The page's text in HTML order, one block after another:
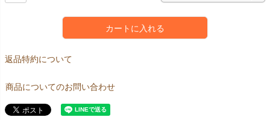
カートに入れる
返品特約について
商品についてのお問い合わせ